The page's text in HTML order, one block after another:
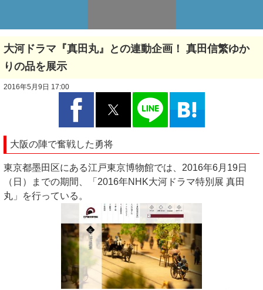
大河ドラマ『真田丸』との連動企画！ 真田信繁ゆか
りの品を展示
2016年5月9日 17:00
大阪の陣で奮戦した勇将
東京都墨田区にある江戸東京博物館では、2016年6月19日
（日）までの期間、「2016年NHK大河ドラマ特別展 真田
丸」を行っている。